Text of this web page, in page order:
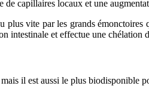
capillaires locaux et une
vite par les grands
et effectue une chélation
il est aussi le plus biodisponible